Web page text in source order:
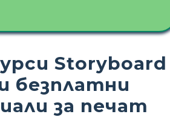
Storyboard
безплатни
за печат